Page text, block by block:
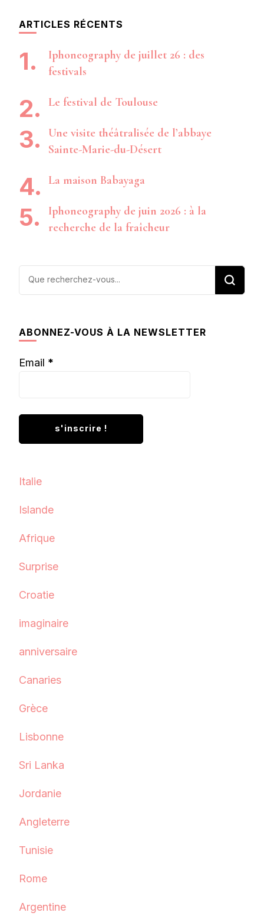
ARTICLES RÉCENTS
Iphoneography de juillet 26 : des
festivals
Le festival de Toulouse
Une visite théâtralisée de l’abbaye
Sainte-Marie-du-Désert
La maison Babayaga
Iphoneography de juin 2026 : à la
recherche de la fraîcheur
Vous
recherchiez
ABONNEZ-VOUS À LA NEWSLETTER
Email *
Italie
Islande
Afrique
Surprise
Croatie
imaginaire
anniversaire
Canaries
Grèce
Lisbonne
Sri Lanka
Jordanie
Angleterre
Tunisie
Rome
Argentine